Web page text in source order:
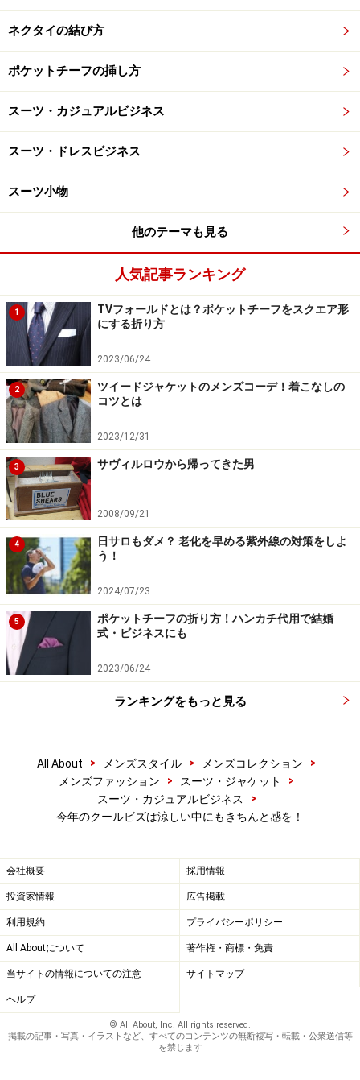
ネクタイの結び方
ポケットチーフの挿し方
スーツ・カジュアルビジネス
スーツ・ドレスビジネス
スーツ小物
他のテーマも見る
人気記事ランキング
1
TVフォールドとは？ポケットチーフをスクエア形
にする折り方
2023/06/24
2
ツイードジャケットのメンズコーデ！着こなしの
コツとは
2023/12/31
3 サヴィルロウから帰ってきた男
2008/09/21
4
日サロもダメ？ 老化を早める紫外線の対策をしよ
う！
2024/07/23
5
ポケットチーフの折り方！ハンカチ代用で結婚
式・ビジネスにも
2023/06/24
ランキングをもっと見る
All About > メンズスタイル > メンズコレクション
>
メンズファッション
> スーツ・ジャケット
>
スーツ・カジュアルビジネス
>
今年のクールビズは涼しい中にもきちんと感を！
会社概要 採用情報
投資家情報 広告掲載
利用規約 プライバシーポリシー
All Aboutについて 著作権・商標・免責
当サイトの情報についての注意 サイトマップ
ヘルプ
© All About, Inc. All rights reserved.
掲載の記事・写真・イラストなど、すべてのコンテンツの無断複写・転載・公衆送信等
を禁じます